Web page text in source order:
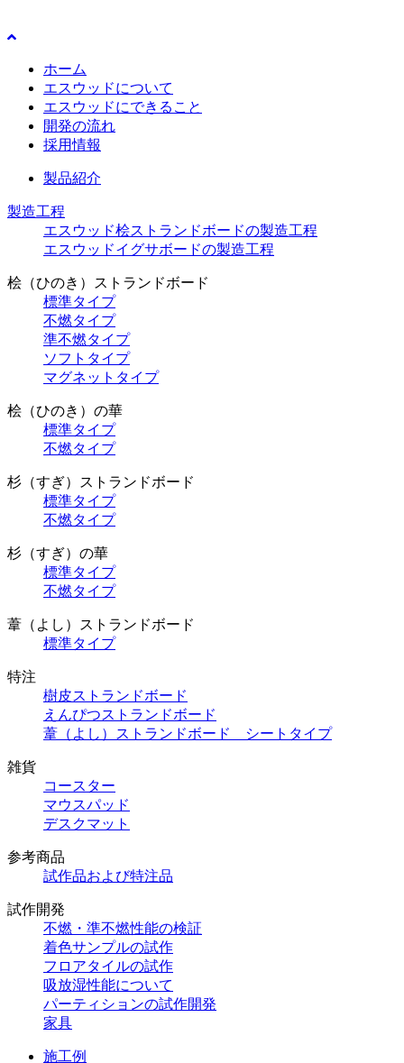
ホーム
エスウッドについて
エスウッドにできること
開発の流れ
採用情報
製品紹介
製造工程
エスウッド桧ストランドボードの製造工程
エスウッドイグサボードの製造工程
桧（ひのき）ストランドボード
標準タイプ
不燃タイプ
準不燃タイプ
ソフトタイプ
マグネットタイプ
桧（ひのき）の華
標準タイプ
不燃タイプ
杉（すぎ）ストランドボード
標準タイプ
不燃タイプ
杉（すぎ）の華
標準タイプ
不燃タイプ
葦（よし）ストランドボード
標準タイプ
特注
樹皮ストランドボード
えんぴつストランドボード
葦（よし）ストランドボード シートタイプ
雑貨
コースター
マウスパッド
デスクマット
参考商品
試作品および特注品
試作開発
不燃・準不燃性能の検証
着色サンプルの試作
フロアタイルの試作
吸放湿性能について
パーティションの試作開発
家具
施工例